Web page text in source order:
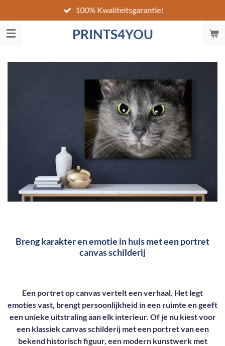
direct
naar
PRINTS4YOU
100% Kwaliteitsgarantie!
Breng karakter en emotie in huis met een portret
canvas schilderij
Een portret op canvas vertelt een verhaal. Het legt
emoties vast, brengt persoonlijkheid in een ruimte en geeft
een unieke uitstraling aan elk interieur. Of je nu kiest voor
een klassiek canvas schilderij met een portret van een
bekend historisch figuur, een modern kunstwerk met